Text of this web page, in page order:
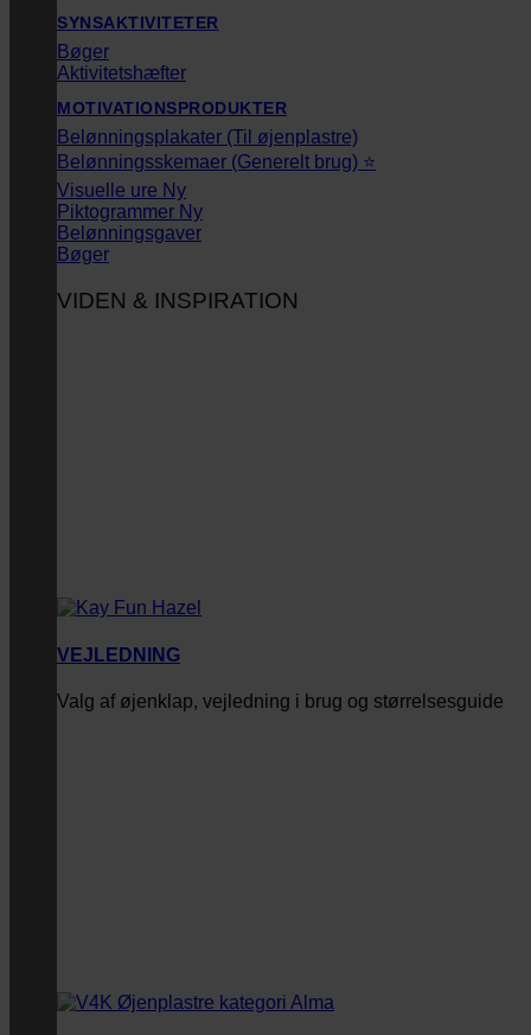
SYNSAKTIVITETER
Bøger
Aktivitetshæfter
MOTIVATIONSPRODUKTER
Belønningsplakater (Til øjenplastre)
Belønningsskemaer (Generelt brug) ⭐
Visuelle ure
Piktogrammer
Belønningsgaver
Bøger
VIDEN & INSPIRATION
VEJLEDNING
Valg af øjenklap, vejledning i brug og størrelsesguide